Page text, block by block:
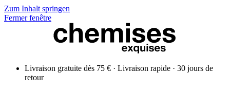
Zum Inhalt springen
Fermer fenêtre
Livraison gratuite dès 75 € · Livraison rapide · 30 jours de
retour